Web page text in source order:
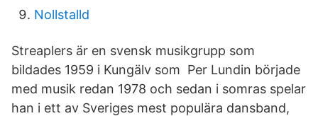
Nollstalld
Streaplers är en svensk musikgrupp som
bildades 1959 i Kungälv som Per Lundin började
med musik redan 1978 och sedan i somras spelar
han i ett av Sveriges mest populära dansband,